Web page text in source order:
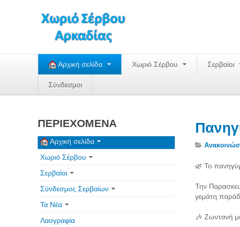
Αρχική σελίδα Χωριό Σέρβου Σερβαίοι
Σύνδεσμοι
🌿 Το
Την
γεμάτη
🎶 Ζωντανή
ΠΕΡΙΕΧΟΜΕΝΑ
Αρχική σελίδα
Χωριό Σέρβου
Σερβαίοι
Σύνδεσμος Σερβαίων
Τα Νέα
Λαογραφία